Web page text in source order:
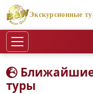
Экскурсионные
Ближайшие
туры